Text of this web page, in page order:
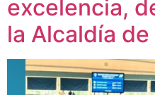
excelencia,
la Alcaldía